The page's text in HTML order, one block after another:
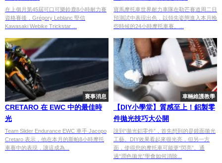
在上個月第45屆可口可樂鈴鹿8小時耐力賽
資格賽後，Grégory Leblanc 堅信
Kawasaki Webike Trickstar ...
寶馬摩托車世界耐力車隊在勒芒賽道周二日
預測試中表現出色，以領先姿態進入本月晚
些時候的24小時摩托車賽。...
賽事消息
CRETARO 在 EWC 中的最佳時
光
Team Slider Endurance EWC 車手 Jacopo
Cretaro 表示，他在本月的斯帕8小時摩托
車賽中的表現，讓這成為...
車輛維護教學
【DIY小學堂】質感至上！鋁製零
件拋光技巧大公開
說到“拋光鋁零件”，首先想到的是鏡面拋光
工藝。DIY效果看起來很光亮，但另一方
面，使得您的摩托車可能更“閃亮”。通
過“潤色拋光”學會如何消除...